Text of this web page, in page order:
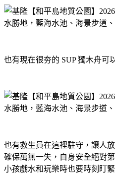
也有現在很夯的 SUP 獨木舟可
也有救生員在這裡駐守，讓人
確保萬無一失，自身安全絕對
小孩戲水和玩樂時也要時刻盯